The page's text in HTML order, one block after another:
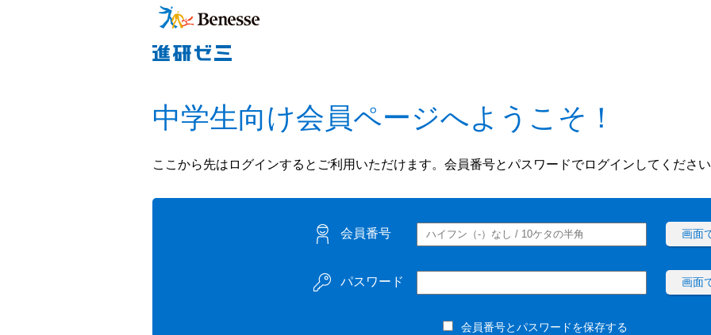
中学生向け会員ページへようこそ！
ここから先はログインするとご利用いただけます。会員番号とパスワードでログインしてくださ
会員番号 画面
パスワード 画面
会員番号とパスワードを保存する